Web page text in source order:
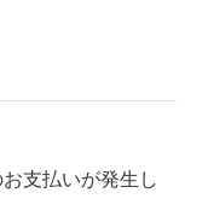
支払いが発生し